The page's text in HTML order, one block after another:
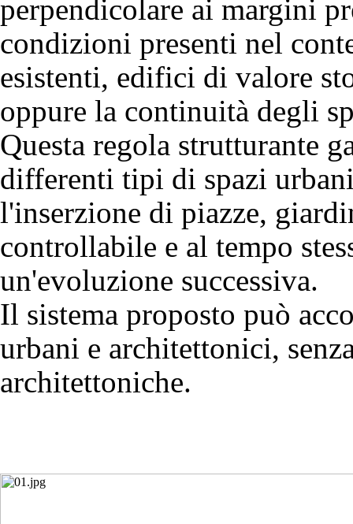
perpendicolare ai margini
condizioni presenti nel
esistenti, edifici di valore
oppure la continuità degli
Questa regola strutturante
differenti tipi di spazi
l'inserzione di piazze,
controllabile e al tempo
un'evoluzione successiva.
Il sistema proposto può
urbani e architettonici,
architettoniche.